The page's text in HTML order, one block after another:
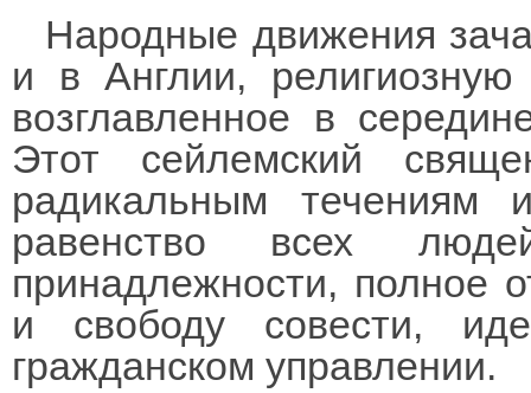
Народные движения
и в Англии,
возглавленное в
Этот сейлемский
радикальным течениям
равенство всех
принадлежности, полное
и свободу совести,
гражданском управлении.